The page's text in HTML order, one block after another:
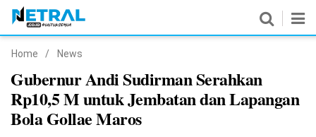
Nasional
Pemerintahan
Home / News
Gubernur Andi Sudirman Serahkan
Rp10,5 M untuk Jembatan dan Lapangan
Bola Gollae Maros